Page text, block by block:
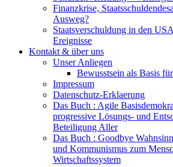
Finanzkrise,
Ausweg?
Staatsverschuldung in den
Ereignisse
Kontakt & über uns
Unser Anliegen
Bewusstsein als Basis
Impressum
Datenschutz-Erklaerung
Das Buch : Agile
progressive Lösungs- und
Beteiligung Aller
Das Buch : Goodbye
und Kommunismus zum
Wirtschaftssystem